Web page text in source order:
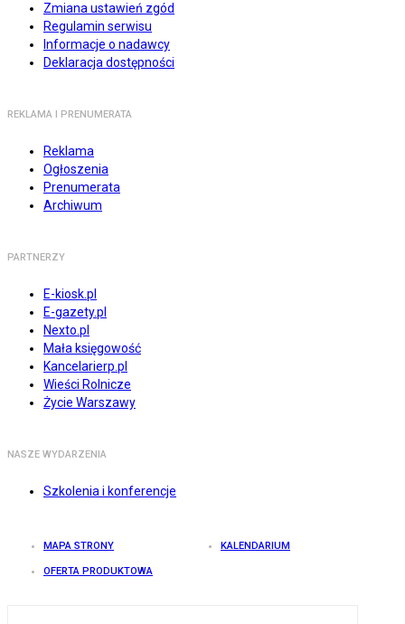
Zmiana ustawień zgód
Regulamin serwisu
Informacje o nadawcy
Deklaracja dostępności
REKLAMA I PRENUMERATA
Reklama
Ogłoszenia
Prenumerata
Archiwum
PARTNERZY
E-kiosk.pl
E-gazety.pl
Nexto.pl
Mała księgowość
Kancelarierp.pl
Wieści Rolnicze
Życie Warszawy
NASZE WYDARZENIA
Szkolenia i konferencje
MAPA STRONY KALENDARIUM
OFERTA PRODUKTOWA